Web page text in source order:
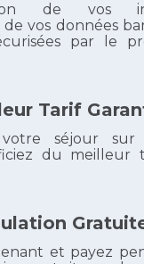
de vos
vos données
par le
Tarif
séjour sur
du meilleur
et payez